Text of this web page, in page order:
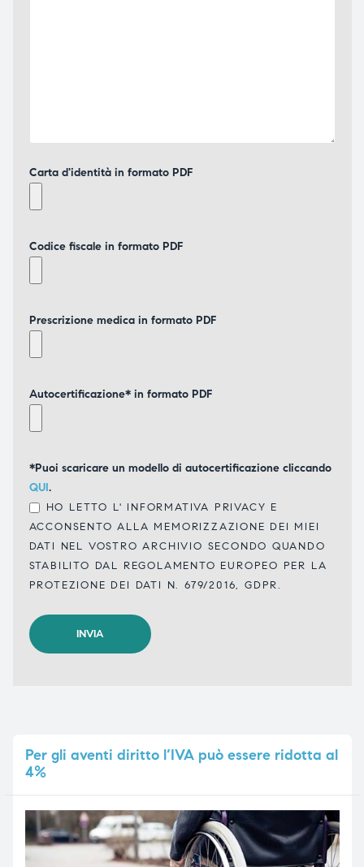
Carta d'identità in formato PDF
Codice fiscale in formato PDF
Prescrizione medica in formato PDF
Autocertificazione* in formato PDF
*Puoi scaricare un modello di autocertificazione cliccando
QUI.
HO LETTO L' INFORMATIVA PRIVACY E
ACCONSENTO ALLA MEMORIZZAZIONE DEI MIEI
DATI NEL VOSTRO ARCHIVIO SECONDO QUANDO
STABILITO DAL REGOLAMENTO EUROPEO PER LA
PROTEZIONE DEI DATI N. 679/2016, GDPR.
Pergli aventi diritto l’IVA può essere ridotta al
4%